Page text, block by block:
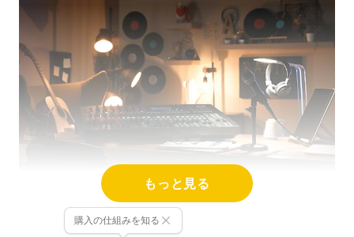
自宅で過ごすことが増えたこのご時世。
もっと見る
購入の仕組みを知る